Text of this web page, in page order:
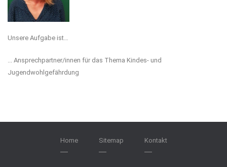
Unsere Aufgabe ist…
... Ansprechpartner/innen für das Thema Kindes- und
Jugendwohlgefährdung
Home Sitemap Kontakt